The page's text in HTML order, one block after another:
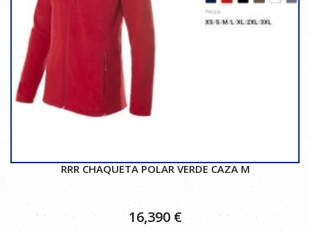
RRR CHAQUETA POLAR VERDE CAZA M
16,390€